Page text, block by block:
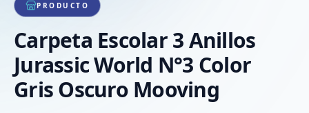
PRODUCTO
Carpeta Escolar 3 Anillos
Jurassic World N°3 Color
Gris Oscuro Mooving